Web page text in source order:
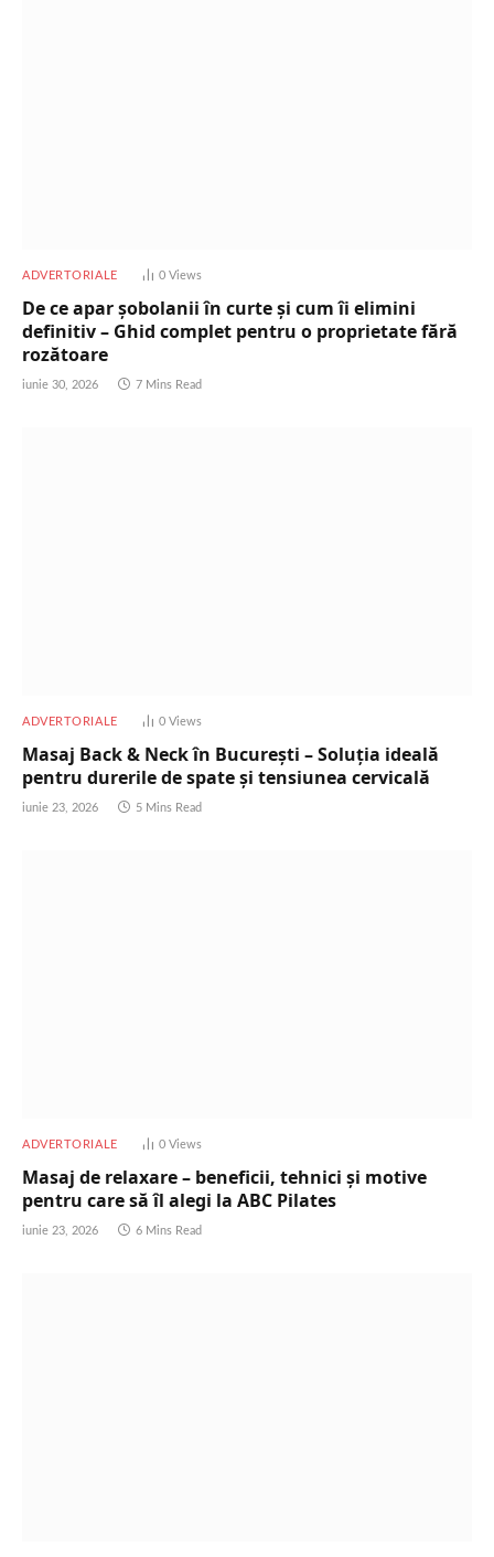
ADVERTORIALE 0 Views
De ce apar șobolanii în curte și cum îi elimini
definitiv – Ghid complet pentru o proprietate fără
rozătoare
iunie 30, 2026 7 Mins Read
ADVERTORIALE 0 Views
Masaj Back & Neck în București – Soluția ideală
pentru durerile de spate și tensiunea cervicală
iunie 23, 2026 5 Mins Read
ADVERTORIALE 0 Views
Masaj de relaxare – beneficii, tehnici și motive
pentru care să îl alegi la ABC Pilates
iunie 23, 2026 6 Mins Read